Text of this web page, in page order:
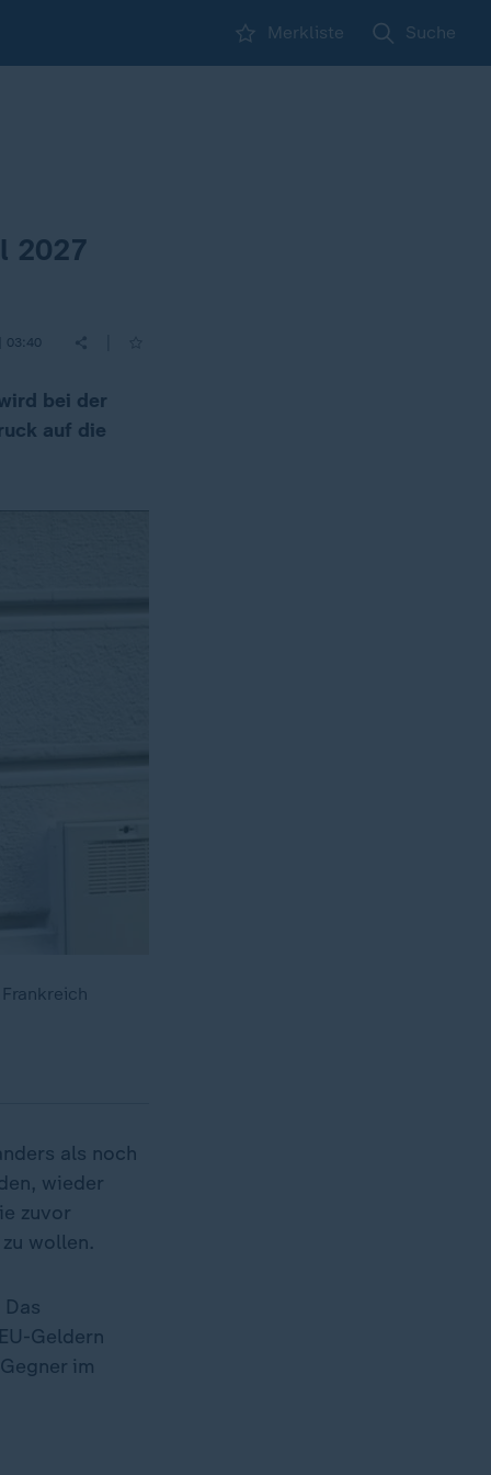
Merkliste Suche
2027
03:40
bei der
auf die
als noch
wieder
zuvor
wollen.
Geldern
im